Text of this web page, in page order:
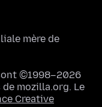
mère de
©1998–2026
mozilla.org. Le
Creative